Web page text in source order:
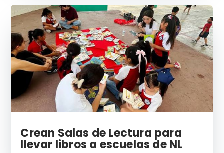
Crean Salas de Lectura para
llevar libros a escuelas de NL